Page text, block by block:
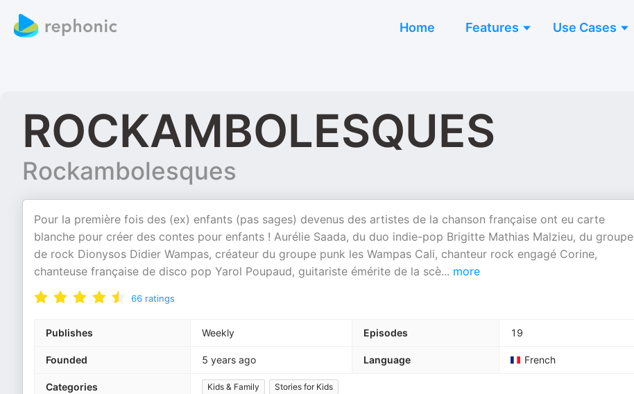
Home Features Use Cases
ROCKAMBOLESQUES
Rockambolesques
Pour la première fois des (ex) enfants (pas sages) devenus des artistes de la chanson française ont eu carte
blanche pour créer des contes pour enfants ! Aurélie Saada, du duo indie-pop Brigitte Mathias Malzieu, du groupe
de rock Dionysos Didier Wampas, créateur du groupe punk les Wampas Cali, chanteur rock engagé Corine,
chanteuse française de disco pop Yarol Poupaud, guitariste émérite de la scè... more
66 ratings
Publishes Weekly Episodes 19
Founded 5 years ago Language French
Categories Kids & Family Stories for Kids